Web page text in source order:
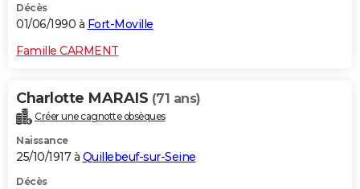
Décès
01/06/1990 à Fort-Moville
Famille CARMENT
Charlotte MARAIS (71 ans)
Créer une cagnotte obsèques
Naissance
25/10/1917 à Quillebeuf-sur-Seine
Décès